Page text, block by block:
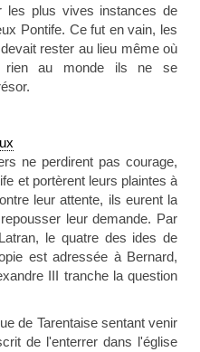
les plus vives instances de
Pontife. Ce fut en vain, les
rester au lieu même où
au monde ils ne se
ne perdirent pas courage,
et portèrent leurs plaintes à
leur attente, ils eurent la
leur demande. Par
le quatre des ides de
est adressée à Bernard,
III tranche la question
de Tarentaise sentant venir
de l'enterrer dans l'église